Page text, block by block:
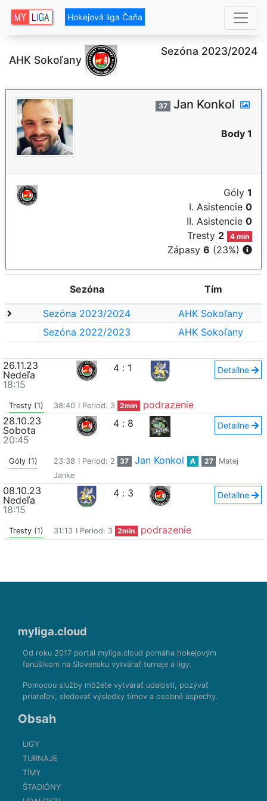
Hokejová liga Čaňa
AHK Sokoľany
Sezóna 2023/2024
37 Jan Konkol
Body 1
Góly 1
I. Asistencie 0
II. Asistencie 0
Tresty 2 4 min
Zápasy 6 (23%)
Sezóna Tím
Sezóna 2023/2024
AHK Sokoľany
Sezóna 2022/2023
AHK Sokoľany
26.11.23
Nedeľa
18:15
4 : 1 Detailne
Tresty (1) 38:40 I Period: 3 2min
podrazenie
28.10.23
Sobota
20:45
4 : 8 Detailne
Góly (1) 23:38 I Period: 2 37 Jan Konkol A 27
Matej
Janke
08.10.23
Nedeľa
18:15
4 : 3 Detailne
Tresty (1) 31:13 I Period: 3 2min podrazenie
myliga.cloud
Od roku 2017 portál myliga.cloud pomáha hokejovým
fanúšikom na Slovensku vytvárať turnaje a ligy.
Pomocou služby môžete vytvárať udalosti, pozývať
priateľov, sledovať výsledky tímov a osobné úspechy.
Obsah
LIGY
TURNAJE
TÍMY
ŠTADIÓNY